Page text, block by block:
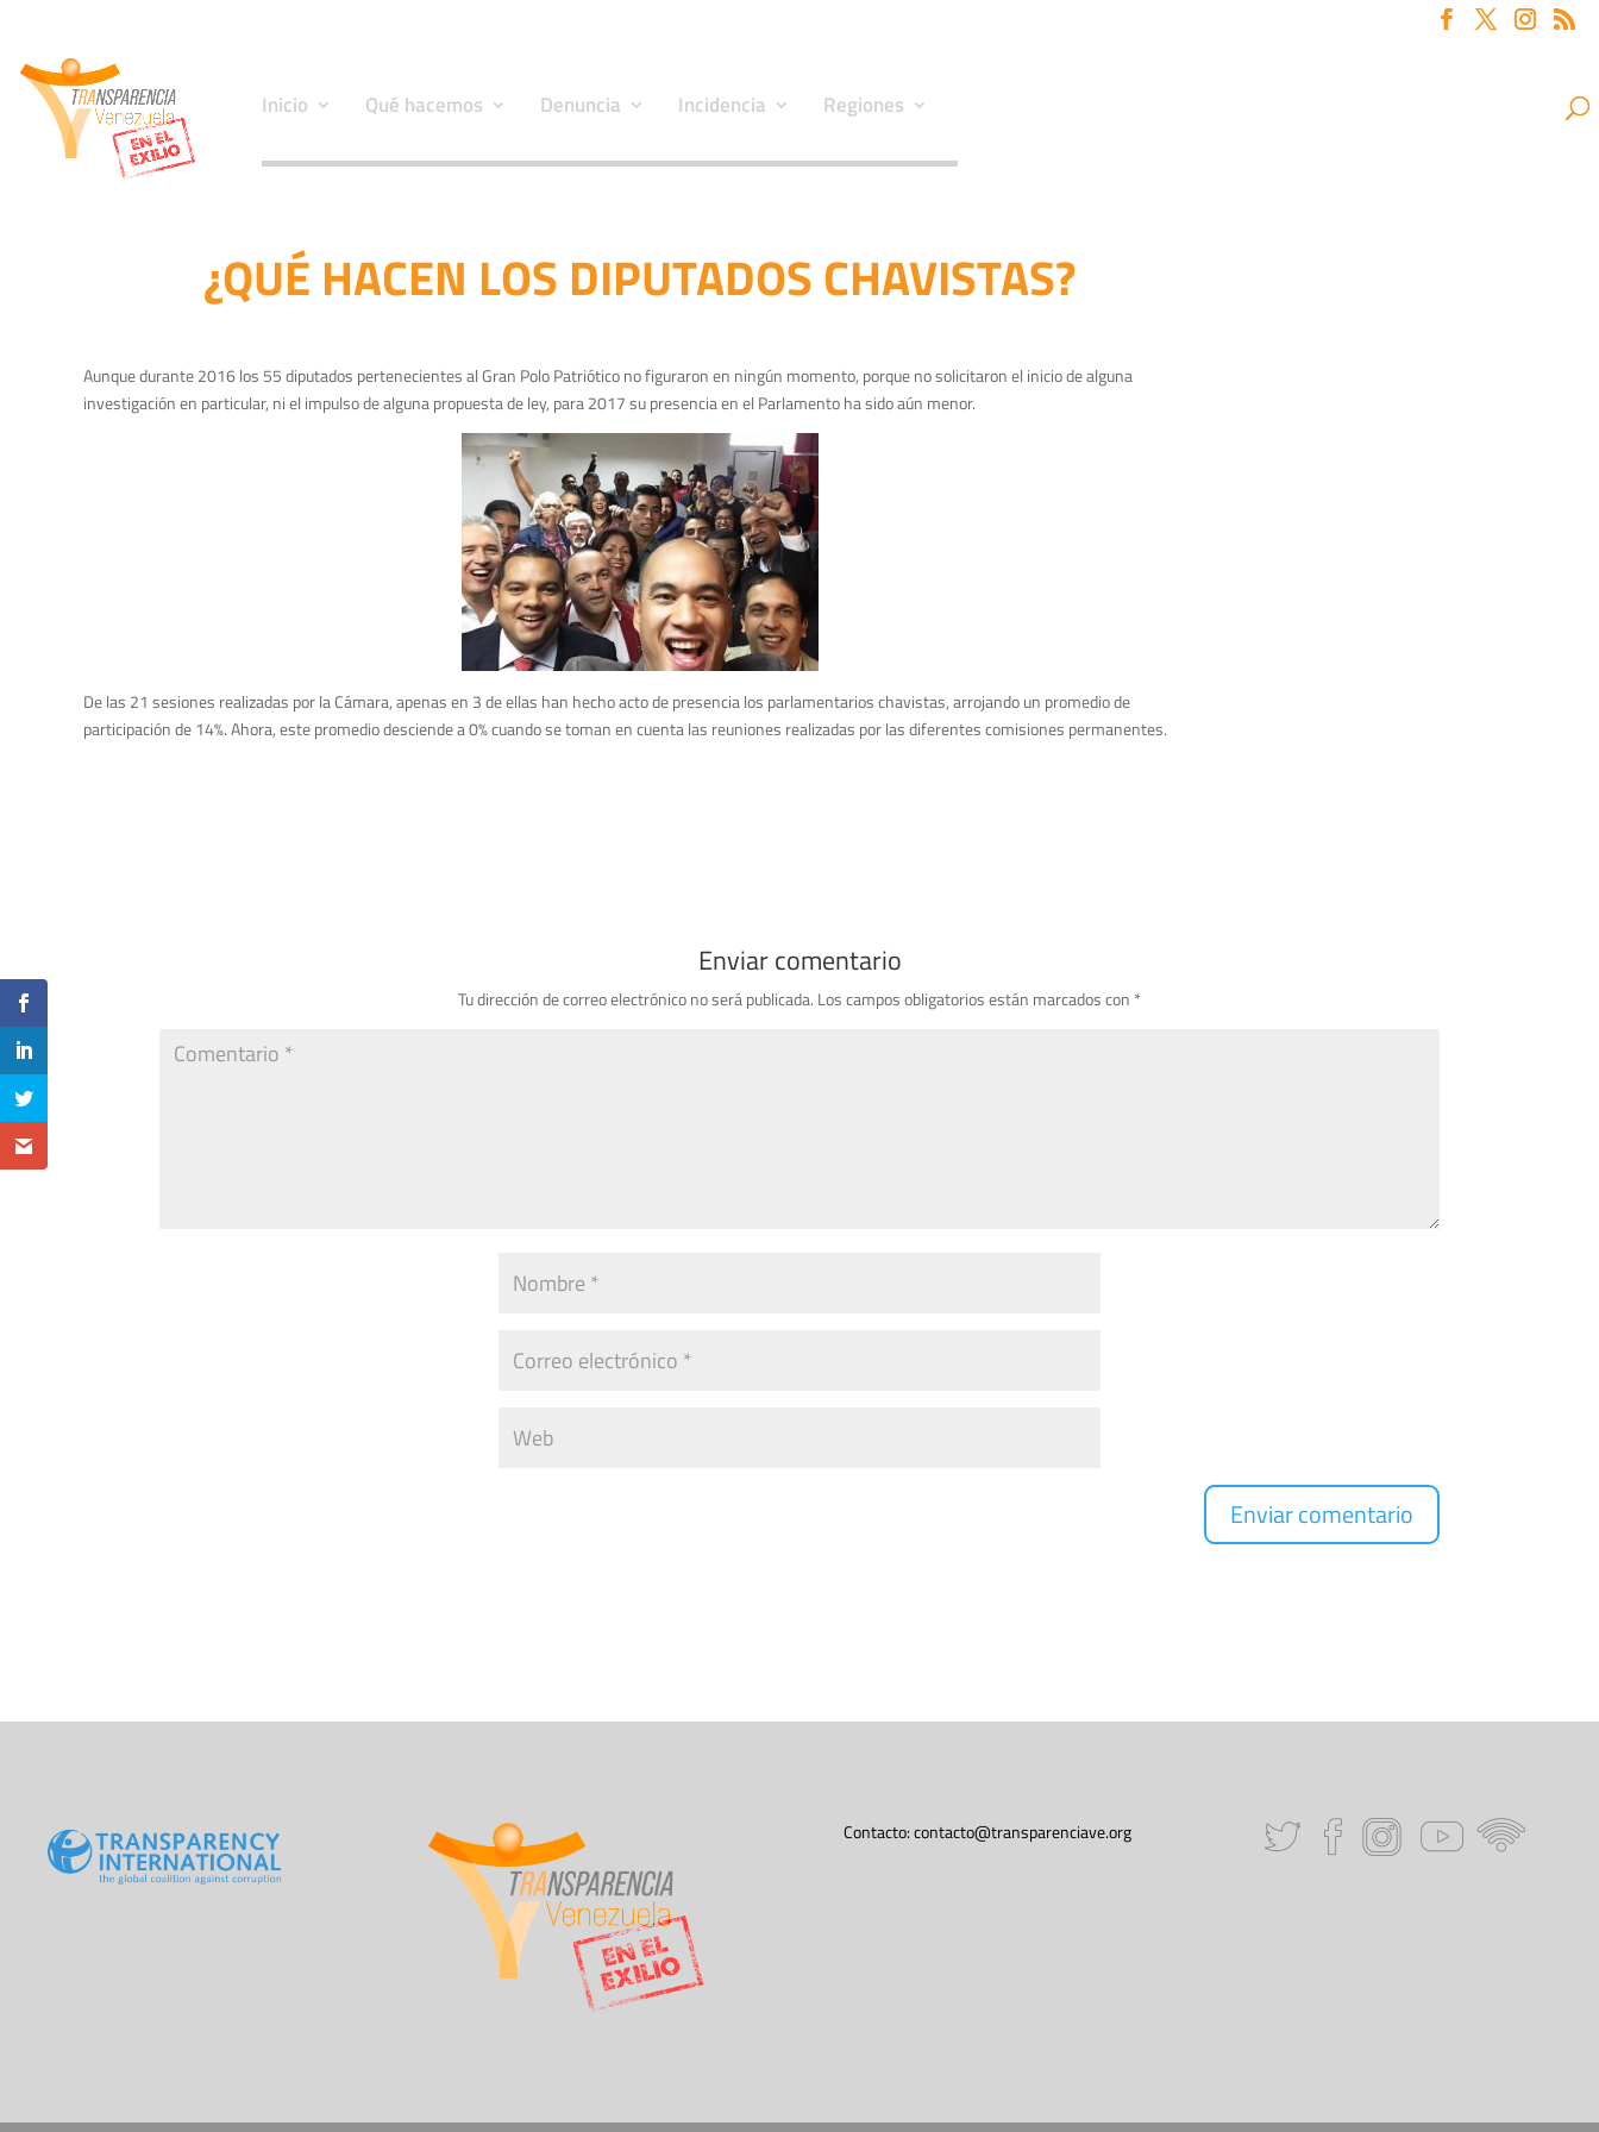
Inicio Qué hacemos Denuncia Incidencia Regiones
¿QUÉ HACEN LOS DIPUTADOS CHAVISTAS?
Aunque durante 2016 los 55 diputados pertenecientes al Gran Polo Patriótico no figuraron en ningún momento, porque no solicitaron el inicio de alguna
investigación en particular, ni el impulso de alguna propuesta de ley, para 2017 su presencia en el Parlamento ha sido aún menor.
De las 21 sesiones realizadas por la Cámara, apenas en 3 de ellas han hecho acto de presencia los parlamentarios chavistas, arrojando un promedio de
participación de 14%. Ahora, este promedio desciende a 0% cuando se toman en cuenta las reuniones realizadas por las diferentes comisiones permanentes.
Enviar comentario
Tu dirección de correo electrónico no será publicada. Los campos obligatorios están marcados con *
Contacto:contacto@transparenciave.org